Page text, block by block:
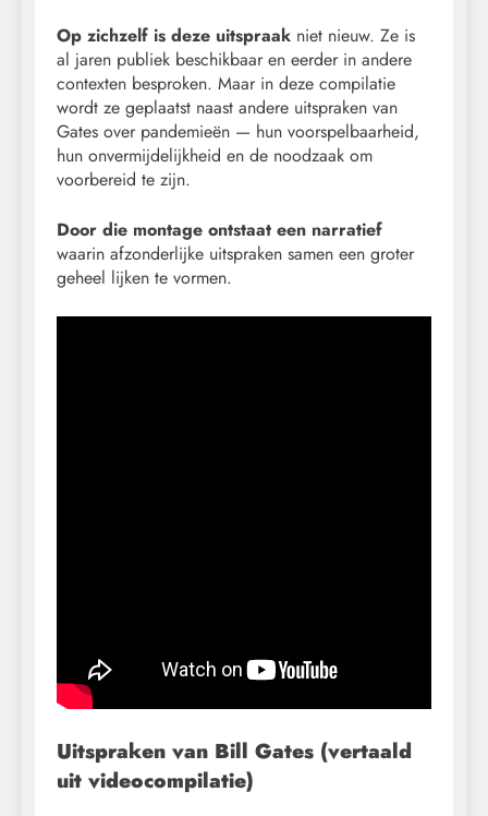
Op zichzelf is deze uitspraak niet nieuw. Ze is
al jaren publiek beschikbaar en eerder in andere
contexten besproken. Maar in deze compilatie
wordt ze geplaatst naast andere uitspraken van
Gates over pandemieën — hun voorspelbaarheid,
hun onvermijdelijkheid en de noodzaak om
voorbereid te zijn.
Door die montage ontstaat een narratief
waarin afzonderlijke uitspraken samen een groter
geheel lijken te vormen.
Uitspraken van Bill Gates (vertaald
uit videocompilatie)